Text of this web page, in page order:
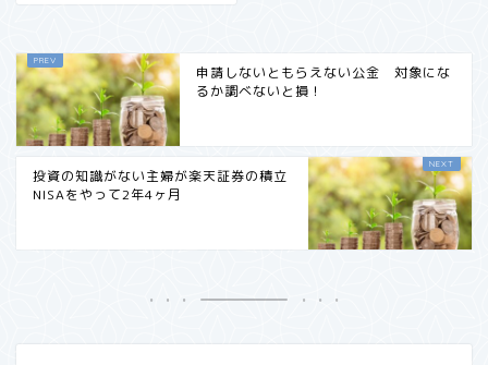
申請しないともらえない公金 対象にな
るか調べないと損！
投資の知識がない主婦が楽天証券の積立
NISAをやって2年4ヶ月